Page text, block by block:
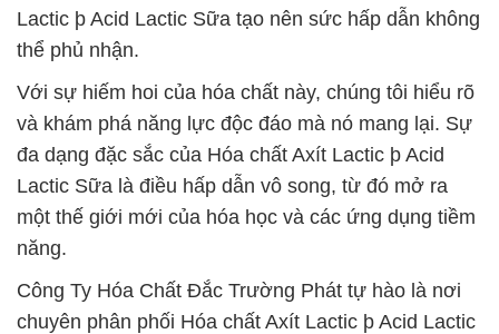
Lactic þ Acid Lactic Sữa tạo nên sức hấp dẫn không
thể phủ nhận.
Với sự hiếm hoi của hóa chất này, chúng tôi hiểu rõ
và khám phá năng lực độc đáo mà nó mang lại. Sự
đa dạng đặc sắc của Hóa chất Axít Lactic þ Acid
Lactic Sữa là điều hấp dẫn vô song, từ đó mở ra
một thế giới mới của hóa học và các ứng dụng tiềm
năng.
Công Ty Hóa Chất Đắc Trường Phát tự hào là nơi
chuyên phân phối Hóa chất Axít Lactic þ Acid Lactic